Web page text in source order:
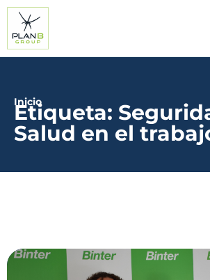
Inicio
Etiqueta:
Salud en el